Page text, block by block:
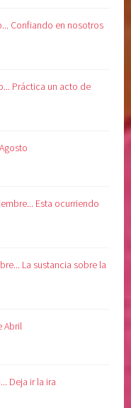
Confiando en nosotros
Práctica un acto de
Esta ocurriendo
La sustancia sobre la
Abril
Deja ir la ira